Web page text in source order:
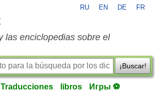
RU EN DE FR
las enciclopedias sobre el
¡Buscar!
Traducciones libros Игры ⚽